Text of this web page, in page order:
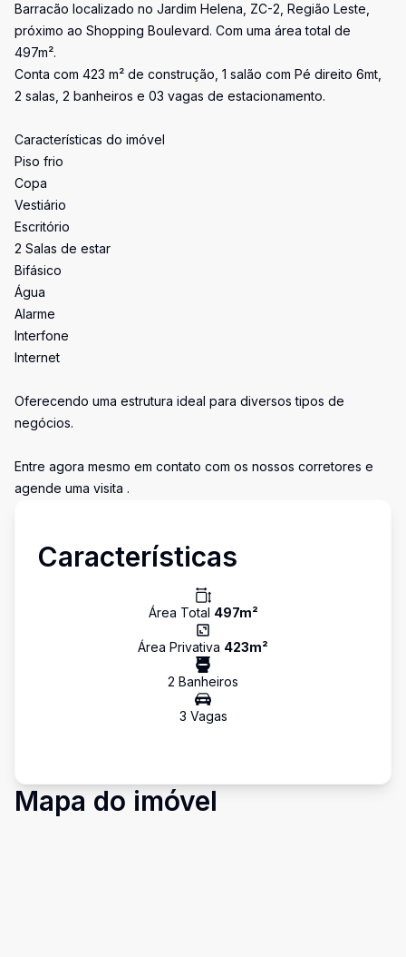
Barracão localizado no Jardim Helena, ZC-2, Região Leste,
próximo ao Shopping Boulevard. Com uma área total de
497m².
Conta com 423 m² de construção, 1 salão com Pé direito 6mt,
2 salas, 2 banheiros e 03 vagas de estacionamento.
Características do imóvel
Piso frio
Copa
Vestiário
Escritório
2 Salas de estar
Bifásico
Água
Alarme
Interfone
Internet
Oferecendo uma estrutura ideal para diversos tipos de
negócios.
Entre agora mesmo em contato com os nossos corretores e
agende uma visita .
Características
Área Total 497m²
Área Privativa 423m²
2 Banheiros
3 Vagas
Mapa do imóvel